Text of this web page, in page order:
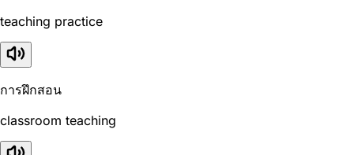
teaching practice
การฝึกสอน
classroom teaching